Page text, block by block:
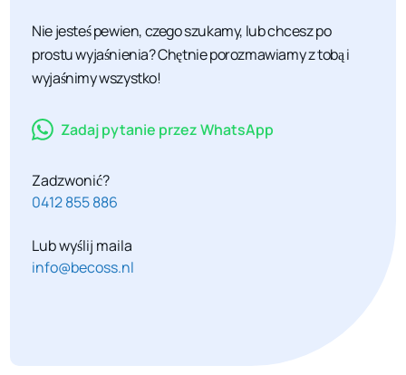
Nie jesteś pewien, czego szukamy, lub chcesz po
prostu wyjaśnienia? Chętnie porozmawiamy z tobą i
wyjaśnimy wszystko!
Zadaj pytanie przez WhatsApp
Zadzwonić?
0412 855 886
Lub wyślij maila
info@becoss.nl